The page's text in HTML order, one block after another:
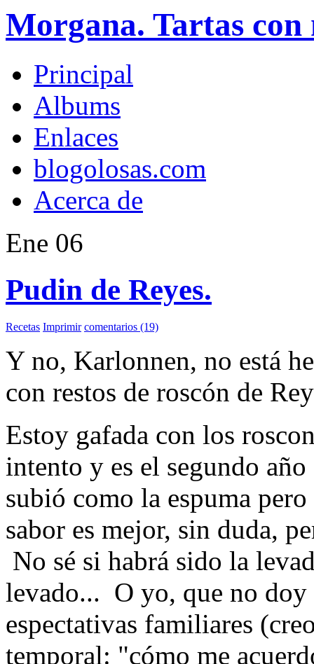
Morgana. Tartas con
Principal
Albums
Enlaces
blogolosas.com
Acerca de
Ene 06
Pudin de Reyes.
Recetas Imprimir comentarios (19)
Y no, Karlonnen, no está
con restos de roscón de
Estoy gafada con los
intento y es el segundo
subió como la espuma
sabor es mejor, sin duda,
No sé si habrá sido la
levado... O yo, que no doy
espectativas familiares
temporal: "cómo me